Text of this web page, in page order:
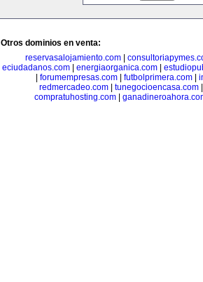
Otros dominios en venta:
reservasalojamiento.com
eciudadanos.com| energiaorganica.com|
forumempresas.com futbolprimera.com
redmercadeo.com| tunegocioencasa.com|
compratuhosting.com|